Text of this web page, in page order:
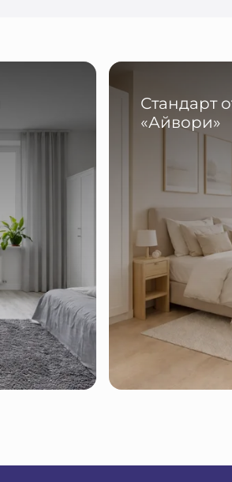
Стандарт
«Айвори»